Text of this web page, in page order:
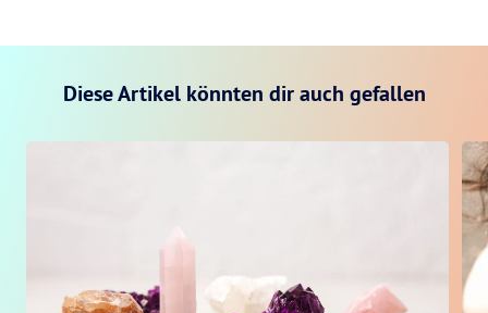
Diese Artikel könnten dir auch gefallen